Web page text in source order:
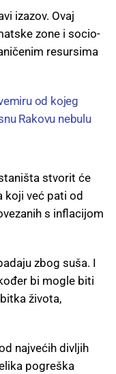
izazov. Ovaj
zone i socio-
resursima
od kojeg
Rakovu nebulu
stvorit će
koji već pati od
s inflacijom
zbog suša. I
bi mogle biti
života,
najvećih divljih
pogreška